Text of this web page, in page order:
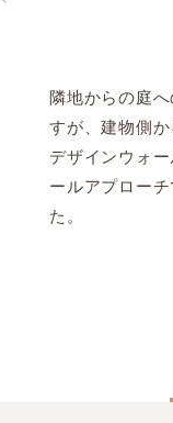
隣地からの庭
すが、建物側
デザインウォ
ールアプロー
た。